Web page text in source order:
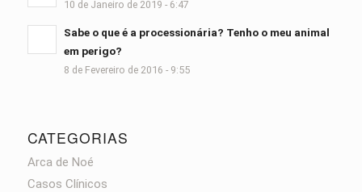
10 de Janeiro de 2019 - 6:47
Sabe o que é a processionária? Tenho o meu animal
em perigo?
8 de Fevereiro de 2016 - 9:55
CATEGORIAS
Arca de Noé
Casos Clínicos